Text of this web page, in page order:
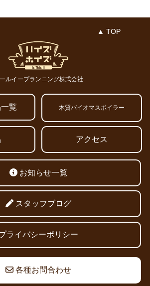
▲ TOP
ルイープランニング株式会社
覧 木質バイオマスボイラー
アクセス
お知らせ一覧
スタッフブログ
ライバシーポリシー
各種お問合わせ